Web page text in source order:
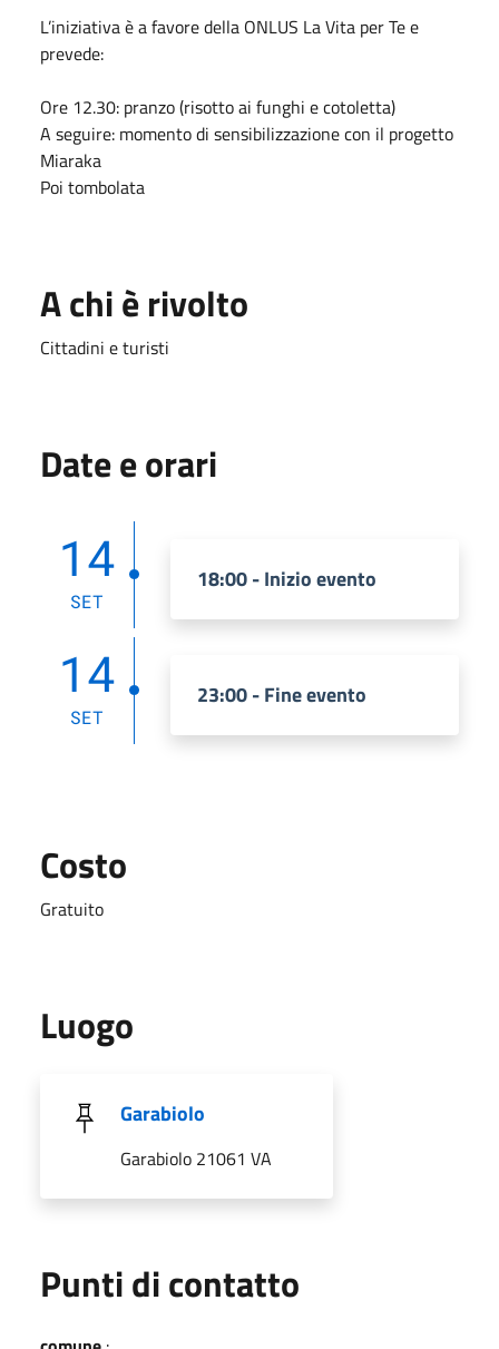
L’iniziativa è a favore della ONLUS La Vita per Te e
prevede:
Ore 12.30: pranzo (risotto ai funghi e cotoletta)
A seguire: momento di sensibilizzazione con il progetto
Miaraka
Poi tombolata
A chi è rivolto
Cittadini e turisti
Date e orari
14
SET
18:00 - Inizio evento
14
SET
23:00 - Fine evento
Costo
Gratuito
Luogo
Garabiolo
Garabiolo 21061 VA
Punti di contatto